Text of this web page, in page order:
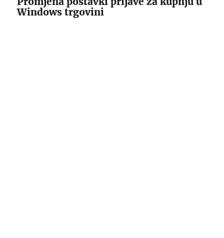
Windows trgovini